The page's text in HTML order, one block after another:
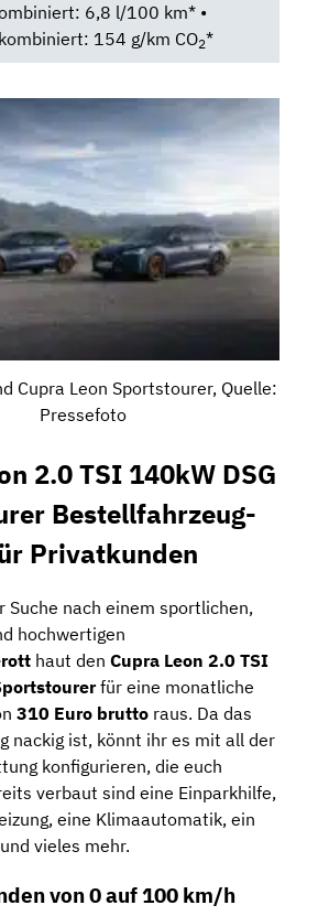
6,8 l/100 km* •
154 g/km CO2*
Cupra Leon Sportstourer, Quelle:
Pressefoto
2.0 TSI 140kW DSG
Bestellfahrzeug-
Privatkunden
Suche nach einem sportlichen,
hochwertigen
haut den Cupra Leon 2.0 TSI
für eine monatliche
310 Euro brutto raus. Da das
nackig ist, könnt ihr es mit all der
konfigurieren, die euch
verbaut sind eine Einparkhilfe,
eine Klimaautomatik, ein
vieles mehr.
von 0 auf 100 km/h